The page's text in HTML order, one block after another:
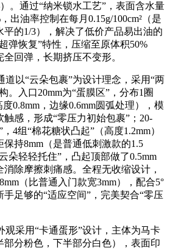
。通过“纳米锁水工艺”，表面含水量
出油率控制在每月0.15g/100cm²（是
平的1/3），解决了低价产品易出油的
弹恢复”特性，压缩至原体积50%
全回弹，长期挤压不变形。
道以“云朵包裹”为设计理念，采用“两
。入口20mm为“蛋膜区”，分布1圈
0.8mm，边缘0.6mm圆弧处理），模
感，形成“零压力初始包裹”；20-
，4组“棉花糖状凸起”（高度1.2mm）
保持8mm（是普通低刺激款的1.5
朵轻轻托住”，凸起顶部做了0.5mm
除摩擦刺痛感。全程无收缩设计，
（比普通入门款宽3mm），配合5°
足够的“适应空间”，完美契合“零压
观采用“卡通蛋形”设计，主体为马卡
部分粉色，下半部分白色），表面印